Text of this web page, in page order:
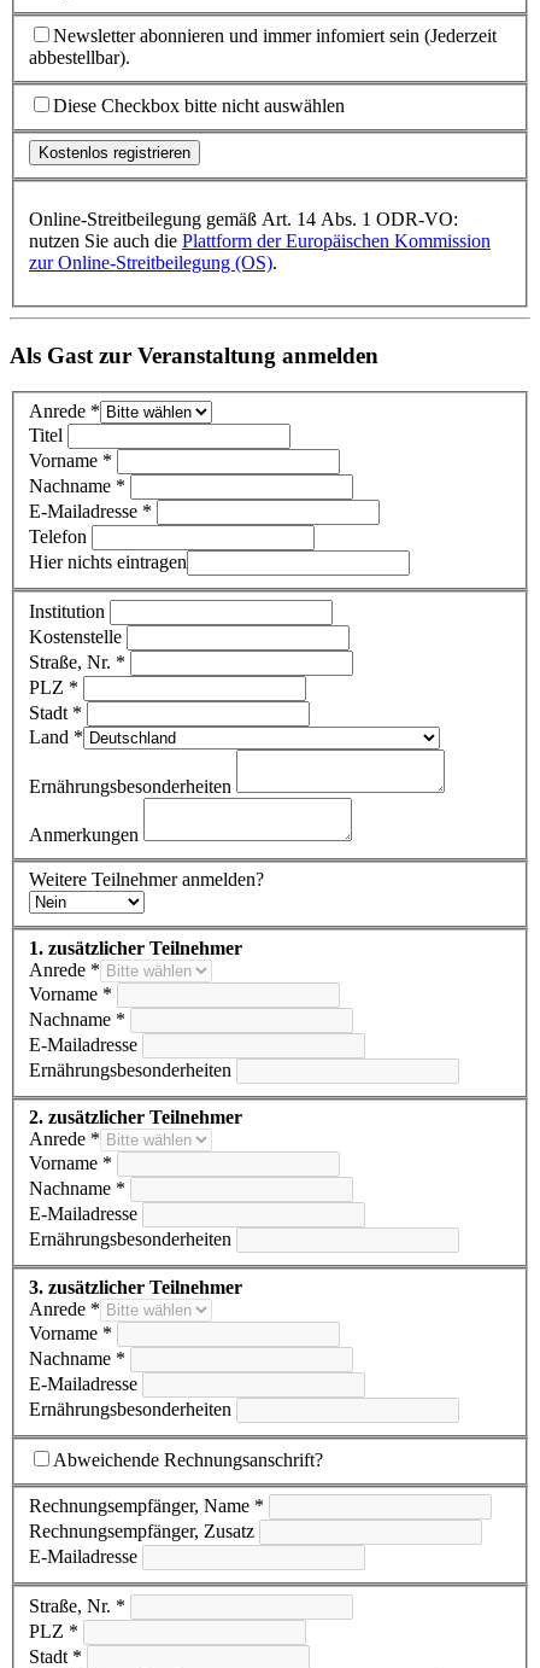
Newsletter abonnieren und immer infomiert sein (Jederzeit
abbestellbar).
Diese Checkbox bitte nicht auswählen
Online-Streitbeilegung gemäß Art. 14 Abs. 1 ODR-VO:
nutzen Sie auch die Plattform der Europäischen Kommission
zur Online-Streitbeilegung (OS).
Als Gast zur Veranstaltung anmelden
Anrede *
Titel
Vorname *
Nachname *
E-Mailadresse *
Telefon
Hier nichts eintragen
Institution
Kostenstelle
Straße, Nr. *
PLZ *
Stadt *
Land *
Ernährungsbesonderheiten
Anmerkungen
Weitere Teilnehmer anmelden?
1. zusätzlicher Teilnehmer
Anrede *
Vorname *
Nachname *
E-Mailadresse
Ernährungsbesonderheiten
2. zusätzlicher Teilnehmer
Anrede *
Vorname *
Nachname *
E-Mailadresse
Ernährungsbesonderheiten
3. zusätzlicher Teilnehmer
Anrede *
Vorname *
Nachname *
E-Mailadresse
Ernährungsbesonderheiten
Abweichende Rechnungsanschrift?
Rechnungsempfänger, Name *
Rechnungsempfänger, Zusatz
E-Mailadresse
Straße, Nr. *
PLZ *
Stadt *